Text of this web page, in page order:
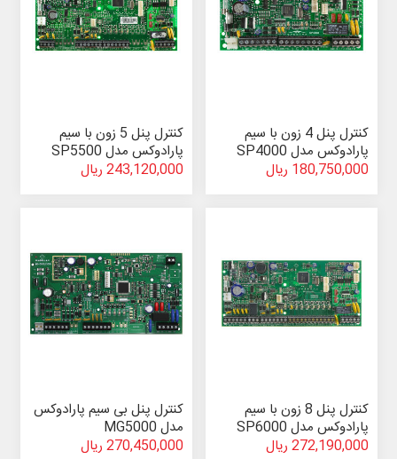
کنترل پنل 4 زون با سیم
پارادوکس مدل SP4000
180,750,000 ریال
کنترل پنل 5 زون با سیم
پارادوکس مدل SP5500
243,120,000 ریال
کنترل پنل 8 زون با سیم
پارادوکس مدل SP6000
272,190,000 ریال
کنترل پنل بی سیم پارادوکس
مدل MG5000
270,450,000 ریال